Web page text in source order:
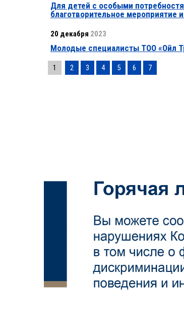
Для детей с особыми
благотворительное мероприятие
20 декабря 2023
Молодые специалисты ТОО «Ойл
1 2 3 4 5 6 7